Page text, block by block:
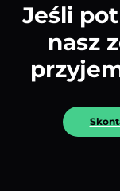
Jeśli
nasz